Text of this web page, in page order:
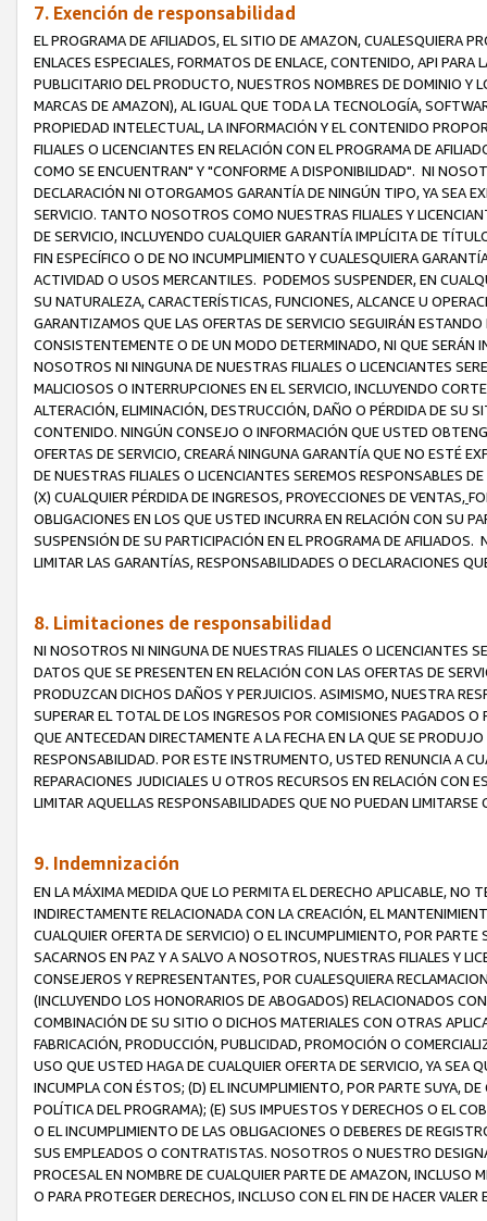
7. Exención de responsabilidad
EL PROGRAMA DE AFILIADOS, EL SITIO DE AMAZON, CUALESQUIERA
ENLACES ESPECIALES, FORMATOS DE ENLACE, CONTENIDO, API
PUBLICITARIO DEL PRODUCTO, NUESTROS NOMBRES DE DOMINIO Y
MARCAS DE AMAZON), AL IGUAL QUE TODA LA TECNOLOGÍA,
PROPIEDAD INTELECTUAL, LA INFORMACIÓN Y EL CONTENIDO
FILIALES O LICENCIANTES EN RELACIÓN CON EL PROGRAMA DE
COMO SE ENCUENTRAN" Y "CONFORME A DISPONIBILIDAD". NI
DECLARACIÓN NI OTORGAMOS GARANTÍA DE NINGÚN TIPO, YA SEA
SERVICIO. TANTO NOSOTROS COMO NUESTRAS FILIALES Y
DE SERVICIO, INCLUYENDO CUALQUIER GARANTÍA IMPLÍCITA DE
FIN ESPECÍFICO O DE NO INCUMPLIMIENTO Y CUALESQUIERA
ACTIVIDAD O USOS MERCANTILES. PODEMOS SUSPENDER, EN
SU NATURALEZA, CARACTERÍSTICAS, FUNCIONES, ALCANCE U
GARANTIZAMOS QUE LAS OFERTAS DE SERVICIO SEGUIRÁN
CONSISTENTEMENTE O DE UN MODO DETERMINADO, NI QUE SERÁN
NOSOTROS NI NINGUNA DE NUESTRAS FILIALES O LICENCIANTES
MALICIOSOS O INTERRUPCIONES EN EL SERVICIO, INCLUYENDO
ALTERACIÓN, ELIMINACIÓN, DESTRUCCIÓN, DAÑO O PÉRDIDA DE SU
CONTENIDO. NINGÚN CONSEJO O INFORMACIÓN QUE USTED
OFERTAS DE SERVICIO, CREARÁ NINGUNA GARANTÍA QUE NO ESTÉ
DE NUESTRAS FILIALES O LICENCIANTES SEREMOS RESPONSABLES
(X) CUALQUIER PÉRDIDA DE INGRESOS, PROYECCIONES DE VENTAS,
OBLIGACIONES EN LOS QUE USTED INCURRA EN RELACIÓN CON SU
SUSPENSIÓN DE SU PARTICIPACIÓN EN EL PROGRAMA DE
LIMITAR LAS GARANTÍAS, RESPONSABILIDADES O DECLARACIONES
8. Limitaciones de responsabilidad
NI NOSOTROS NI NINGUNA DE NUESTRAS FILIALES O LICENCIANTES
DATOS QUE SE PRESENTEN EN RELACIÓN CON LAS OFERTAS DE
PRODUZCAN DICHOS DAÑOS Y PERJUICIOS. ASIMISMO, NUESTRA
SUPERAR EL TOTAL DE LOS INGRESOS POR COMISIONES PAGADOS
QUE ANTECEDAN DIRECTAMENTE A LA FECHA EN LA QUE SE
RESPONSABILIDAD. POR ESTE INSTRUMENTO, USTED RENUNCIA A
REPARACIONES JUDICIALES U OTROS RECURSOS EN RELACIÓN CON
LIMITAR AQUELLAS RESPONSABILIDADES QUE NO PUEDAN LIMITARSE
9. Indemnización
EN LA MÁXIMA MEDIDA QUE LO PERMITA EL DERECHO APLICABLE,
INDIRECTAMENTE RELACIONADA CON LA CREACIÓN, EL
CUALQUIER OFERTA DE SERVICIO) O EL INCUMPLIMIENTO, POR
SACARNOS EN PAZ Y A SALVO A NOSOTROS, NUESTRAS FILIALES Y
CONSEJEROS Y REPRESENTANTES, POR CUALESQUIERA
(INCLUYENDO LOS HONORARIOS DE ABOGADOS) RELACIONADOS
COMBINACIÓN DE SU SITIO O DICHOS MATERIALES CON OTRAS
FABRICACIÓN, PRODUCCIÓN, PUBLICIDAD, PROMOCIÓN O
USO QUE USTED HAGA DE CUALQUIER OFERTA DE SERVICIO, YA SEA
INCUMPLA CON ÉSTOS; (D) EL INCUMPLIMIENTO, POR PARTE SUYA,
POLÍTICA DEL PROGRAMA); (E) SUS IMPUESTOS Y DERECHOS O EL
O EL INCUMPLIMIENTO DE LAS OBLIGACIONES O DEBERES DE
SUS EMPLEADOS O CONTRATISTAS. NOSOTROS O NUESTRO
PROCESAL EN NOMBRE DE CUALQUIER PARTE DE AMAZON, INCLUSO
O PARA PROTEGER DERECHOS, INCLUSO CON EL FIN DE HACER VALER